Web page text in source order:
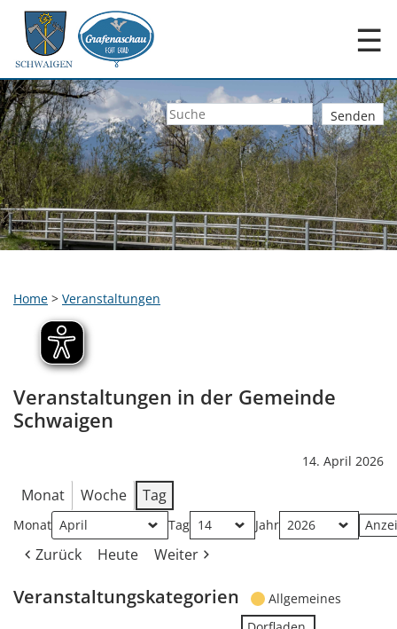
☰
Home > Veranstaltungen
Veranstaltungen in der Gemeinde
Schwaigen
14. April 2026
Monat Woche Tag
Monat Tag Jahr
Zurück Heute Weiter
Veranstaltungskategorien
Allgemeines